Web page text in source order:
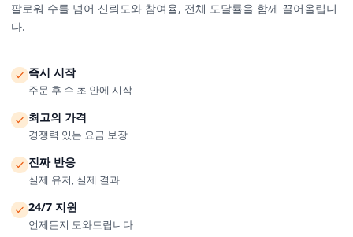
팔로워 수를 넘어 신뢰도와 참여율, 전체 도달률을 함께 끌어올립니
다.
즉시 시작
주문 후 수 초 안에 시작
최고의 가격
경쟁력 있는 요금 보장
진짜 반응
실제 유저, 실제 결과
24/7 지원
언제든지 도와드립니다